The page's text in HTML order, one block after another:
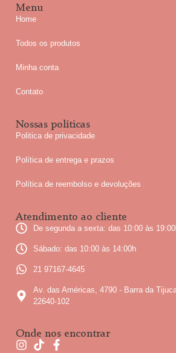
Menu
Home
Todos os produtos
Minha conta
Contato
Nossas políticas
Politica de privacidade
Política de entrega e prazos
Política de reembolso e devoluções
Atendimento ao cliente
De segunda a sexta: das 10:00 às
Sábado: das 10:00 às 14:00h
21 97167-4645
Av. das Américas, 4790 - Barra da
22640-102
Onde nos encontrar